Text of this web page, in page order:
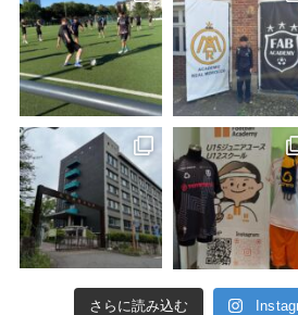
さらに読み込む